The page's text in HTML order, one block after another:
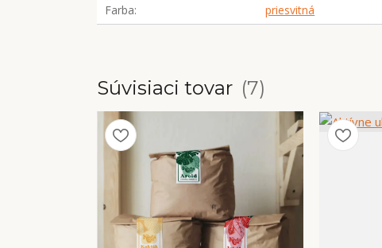
Farba
priesvitná
Súvisiaci tovar 7